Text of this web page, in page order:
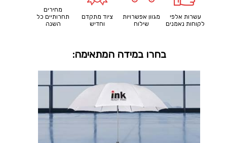
מחירים
תחרותיים כל
השנה
ציוד מתקדם
וחדיש
מגוון אפשרויות
שילוח
עשרות אלפי
לקוחות נאמנים
בחרו במידה המתאימה: